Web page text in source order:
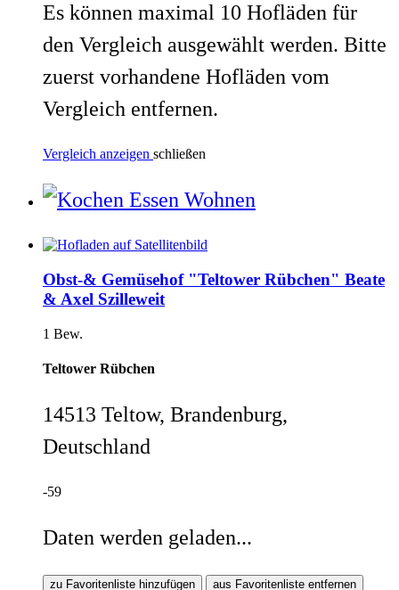
Es können maximal 10 Hofläden für
den Vergleich ausgewählt werden. Bitte
zuerst vorhandene Hofläden vom
Vergleich entfernen.
Vergleich anzeigen schließen
Obst-& Gemüsehof "Teltower Rübchen" Beate
& Axel Szilleweit
1 Bew.
Teltower Rübchen
14513 Teltow, Brandenburg,
Deutschland
-59
Daten werden geladen...
zu Favoritenliste hinzufügen aus Favoritenliste entfernen